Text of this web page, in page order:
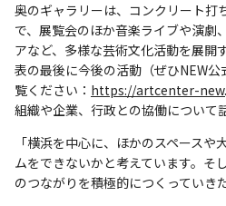
奥のギャラリーは、コンクリート打
で、展覧会のほか音楽ライブや演劇
アなど、多様な芸術文化活動を展開
表の最後に今後の活動（ぜひNEW
覧ください： https://artcenter-
組織や企業、行政との協働について
「横浜を中心に、ほかのスペース
ムをできないかと考えています。そ
のつながりを積極的につくっていき